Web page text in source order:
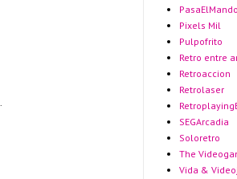
PasaElMando
Pixels Mil
Pulpofrito
Retro entre
Retroaccion
Retrolaser
SEGArcadia
Soloretro
The
Vida &